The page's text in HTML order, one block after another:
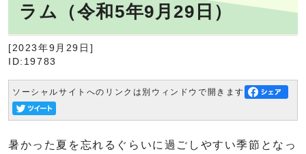
ラム（令和5年9月29日）
[2023年9月29日]
ID:19783
ソーシャルサイトへのリンクは別ウィンドウで開きます
暑かった夏を忘れるぐらいに過ごしやすい季節となっ